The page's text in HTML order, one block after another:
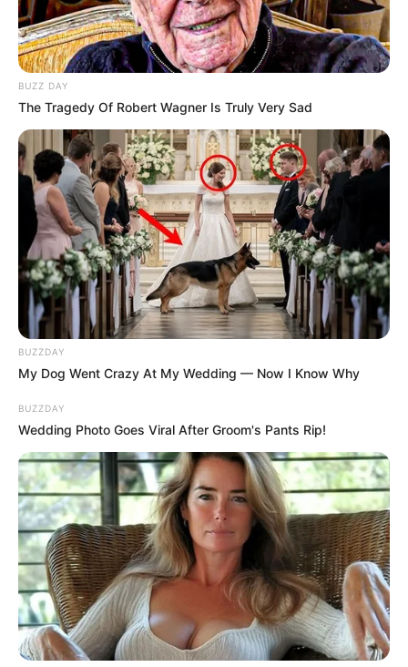
BUZZ DAY
The Tragedy Of Robert Wagner Is Truly Very Sad
BUZZDAY
My Dog Went Crazy At My Wedding — Now I Know Why
BUZZDAY
Wedding Photo Goes Viral After Groom's Pants Rip!